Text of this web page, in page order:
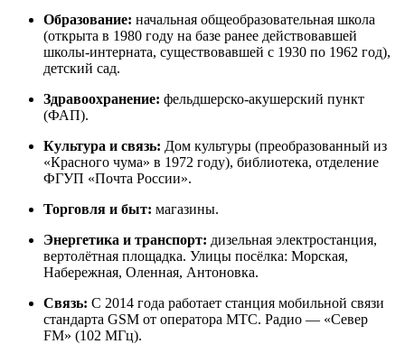
Образование: начальная общеобразовательная школа
(открыта в 1980 году на базе ранее действовавшей
школы-интерната, существовавшей с 1930 по 1962 год),
детский сад.
Здравоохранение: фельдшерско-акушерский пункт
(ФАП).
Культура и связь: Дом культуры (преобразованный из
«Красного чума» в 1972 году), библиотека, отделение
ФГУП «Почта России».
Торговля и быт: магазины.
Энергетика и транспорт: дизельная электростанция,
вертолётная площадка. Улицы посёлка: Морская,
Набережная, Оленная, Антоновка.
Связь: С 2014 года работает станция мобильной связи
стандарта GSM от оператора МТС. Радио — «Север
FM» (102 МГц).